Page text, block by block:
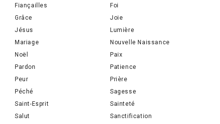
Fiançailles
Foi
Grâce
Joie
Jésus
Lumière
Mariage
Nouvelle Naissance
Noël
Paix
Pardon
Patience
Peur
Prière
Péché
Sagesse
Saint-Esprit
Sainteté
Salut
Sanctification